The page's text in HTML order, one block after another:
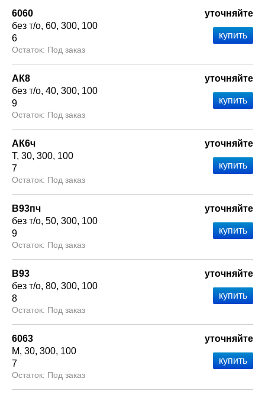
6060
без т/о 60 300 100
6
Под заказ
уточняйте
АК8
без т/о 40 300 100
9
Под заказ
уточняйте
АК6ч
Т 30 300 100
7
Под заказ
уточняйте
В93пч
без т/о 50 300 100
9
Под заказ
уточняйте
В93
без т/о 80 300 100
8
Под заказ
уточняйте
6063
М 30 300 100
7
Под заказ
уточняйте